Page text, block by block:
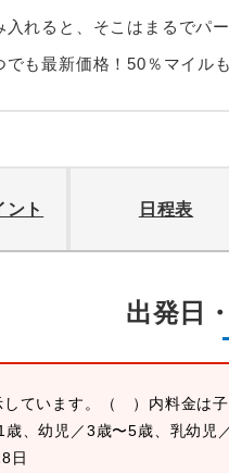
入れると、そこはまるでパ
も最新価格！50％マイル
ント 日程表
出発日
ています。
（ ）内料金は子
、幼児／3歳〜5歳、乳幼児
日